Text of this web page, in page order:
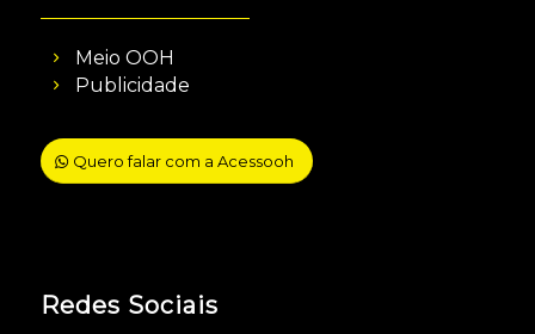
Meio OOH
Publicidade
Quero falar com a Acessooh
Redes Sociais